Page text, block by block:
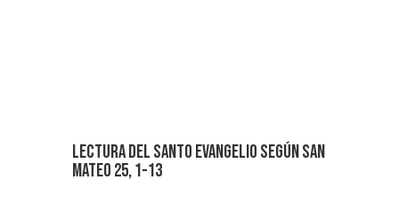
Lectura del santo evangelio según san
Mateo 25, 1-13